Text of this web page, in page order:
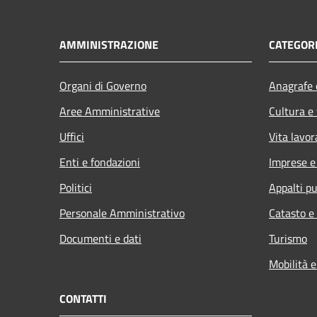
AMMINISTRAZIONE
Organi di Governo
Aree Amministrative
Uffici
Enti e fondazioni
Politici
Personale Amministrativo
Documenti e dati
Cultura
Vita
Imprese
Appalti
Catasto
Turismo
Mobilità
CONTATTI